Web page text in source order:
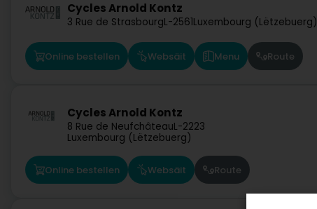
Cycles Arnold Kontz
3 Rue de StrasbourgL-2561Luxembourg (Lëtzebuerg)
Online bestellen Websäit Menu Route
Cycles Arnold Kontz
8 Rue de NeufchâteauL-2223
Luxembourg (Lëtzebuerg)
Online bestellen Websäit Route